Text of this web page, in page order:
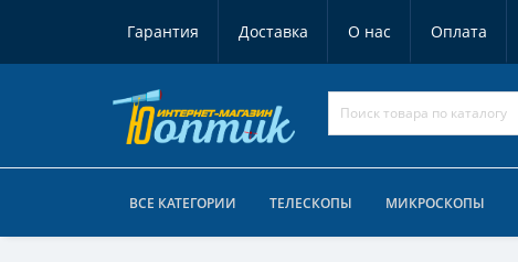
Гарантия Доставка О нас Оплата
ВСЕ КАТЕГОРИИ ТЕЛЕСКОПЫ МИКРОСКОПЫ